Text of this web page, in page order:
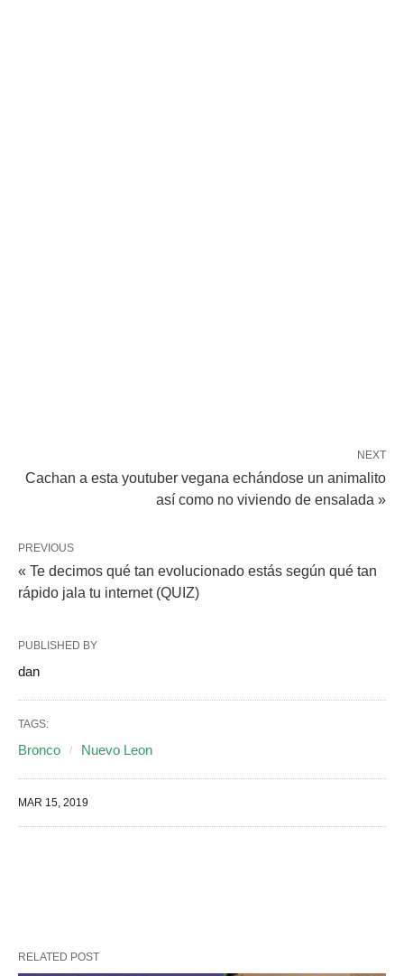
NEXT
Cachan a esta youtuber vegana echándose un animalito
así como no viviendo de ensalada »
PREVIOUS
« Te decimos qué tan evolucionado estás según qué tan
rápido jala tu internet (QUIZ)
PUBLISHED BY
dan
TAGS:
Bronco Nuevo Leon
MAR 15, 2019
RELATED POST